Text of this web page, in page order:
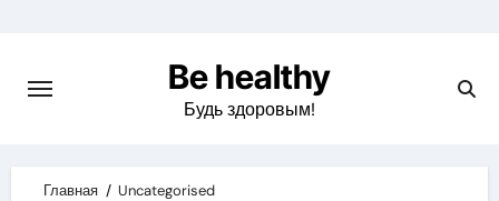
content
Be healthy
Будь здоровым!
Главная
Uncategorised